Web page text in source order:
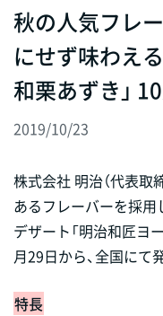
秋の人気フレ
にせず味わえ
和栗あずき」
2019/10/23
株式会社 明治（代表取
あるフレーバーを採
デザート「明治和匠ヨ
月29日から、全国にて
特長